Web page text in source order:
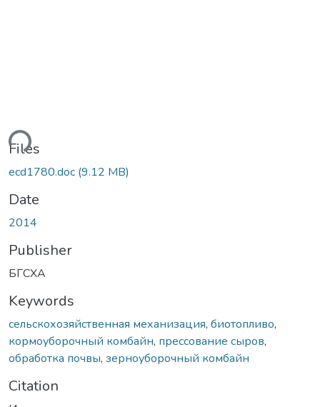
Files
ecd1780.doc (9.12 MB)
Date
2014
Publisher
БГСХА
Keywords
сельскохозяйственная механизация, биотопливо,
кормоуборочный комбайн, прессование сыров,
обработка почвы, зерноуборочный комбайн
Citation